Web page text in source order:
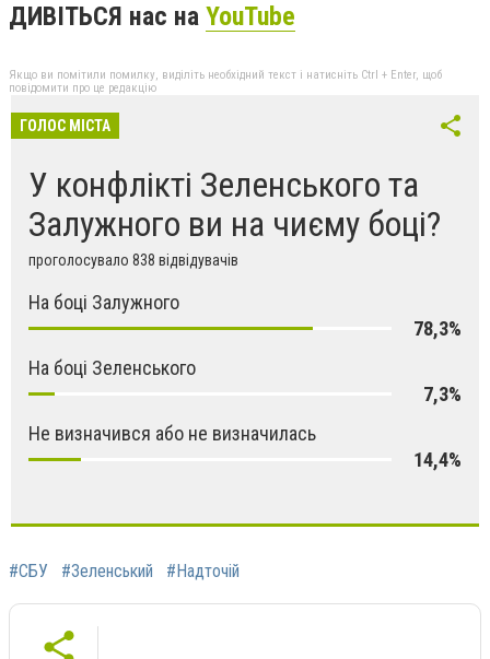
ДИВІТЬСЯ нас на YouTube
Якщо ви помітили помилку, виділіть необхідний текст і натисніть Ctrl + Enter, щоб
повідомити про це редакцію
ГОЛОС МІСТА
У конфлікті Зеленського та
Залужного ви на чиєму боці?
проголосувало 838 відвідувачів
На боці Залужного
78,3%
На боці Зеленського
7,3%
Не визначився або не визначилась
14,4%
#СБУ #Зеленський #Надточій